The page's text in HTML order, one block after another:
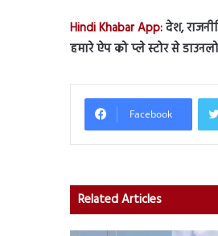
Hindi Khabar App:देश,
हमारे ऐप को प्ले स्टोर से
Facebook
Related Articles